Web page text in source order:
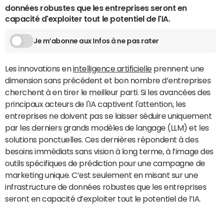
données robustes que les entreprises seront en
capacité d'exploiter tout le potentiel de l'IA.
Je m’abonne aux Infos à ne pas rater
Les innovations enintelligence artificielleprennent une
dimension sans précédent et bon nombre d’entreprises
cherchent à en tirer le meilleur parti. Si les avancées des
principaux acteurs de l'IA captivent l'attention, les
entreprises ne doivent pas se laisser séduire uniquement
par les derniers grands modèles de langage (LLM) et les
solutions ponctuelles. Ces dernières répondent à des
besoins immédiats sans vision à long terme, à l’image des
outils spécifiques de prédiction pour une campagne de
marketing unique. C’est seulement en misant sur une
infrastructure de données robustes que les entreprises
seront en capacité d’exploiter tout le potentiel de l’IA.